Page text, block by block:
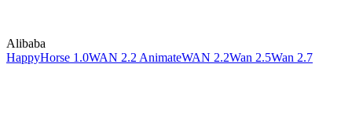
Alibaba
HappyHorse 1.0WAN 2.2 AnimateWAN 2.2Wan 2.5Wan 2.7